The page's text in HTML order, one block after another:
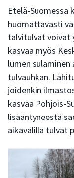
Etelä-Suomessa
huomattavasti
talvitulvat voivat
kasvaa myös
lumen
tulvauhkan.
joidenkin
kasvaa Pohjois-
lisääntyneestä
aikavälillä tulvat